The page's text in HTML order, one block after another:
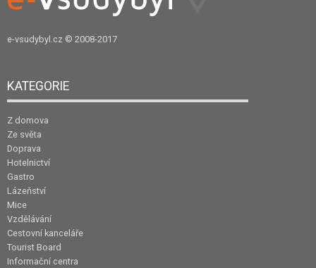
e-vsudybyl.cz © 2008-2017
KATEGORIE
Z domova
Ze světa
Doprava
Hotelnictví
Gastro
Lázeňství
Mice
Vzdělávání
Cestovní kanceláře
Tourist Board
Informační centra